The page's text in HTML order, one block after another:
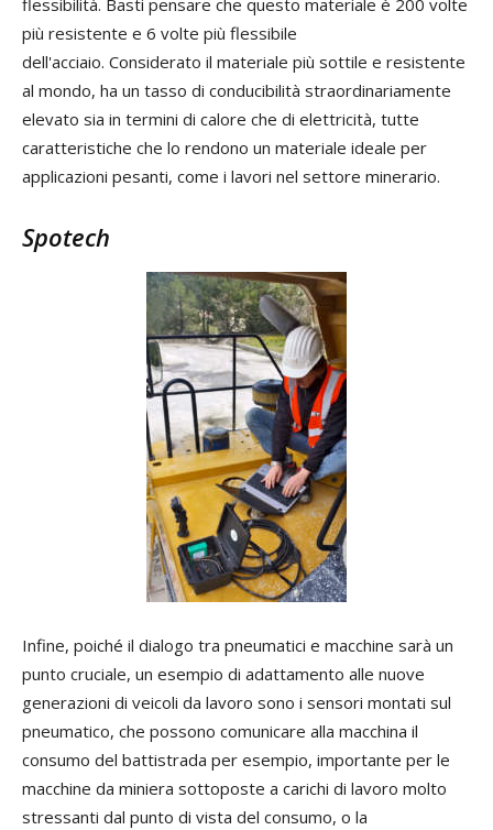
flessibilità. Basti pensare che questo materiale è 200 volte
più resistente e 6 volte più flessibile
dell'acciaio. Considerato il materiale più sottile e resistente
al mondo, ha un tasso di conducibilità straordinariamente
elevato sia in termini di calore che di elettricità, tutte
caratteristiche che lo rendono un materiale ideale per
applicazioni pesanti, come i lavori nel settore minerario.
Spotech
Infine, poiché il dialogo tra pneumatici e macchine sarà un
punto cruciale, un esempio di adattamento alle nuove
generazioni di veicoli da lavoro sono i sensori montati sul
pneumatico, che possono comunicare alla macchina il
consumo del battistrada per esempio, importante per le
macchine da miniera sottoposte a carichi di lavoro molto
stressanti dal punto di vista del consumo, o la